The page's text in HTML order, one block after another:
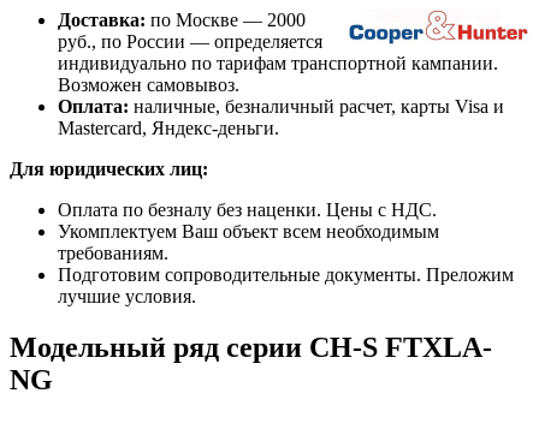
Доставка: по Москве — 2000
руб., по России — определяется
индивидуально по тарифам транспортной кампании.
Возможен самовывоз.
Оплата: наличные, безналичный расчет, карты Visa и
Mastercard, Яндекс-деньги.
Для юридических лиц:
Оплата по безналу без наценки. Цены с НДС.
Укомплектуем Ваш объект всем необходимым
требованиям.
Подготовим сопроводительные документы. Преложим
лучшие условия.
Модельный ряд серии CH-S FTXLA-
NG